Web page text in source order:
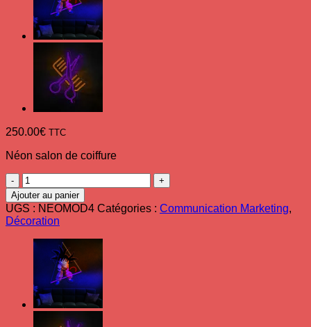
250.00€ TTC
Néon salon de coiffure
quantité
de
Néon
salon
de
coiffure
ouvert
Ajouter au panier
UGS : NEOMOD4 Catégories : Communication Marketing,
Décoration